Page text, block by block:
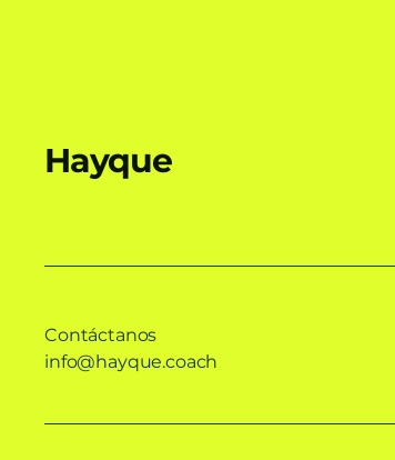
Hayque
Contáctanos
info@hayque.coach